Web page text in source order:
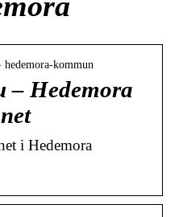
hedemora-kommun
– Hedemora
i Hedemora